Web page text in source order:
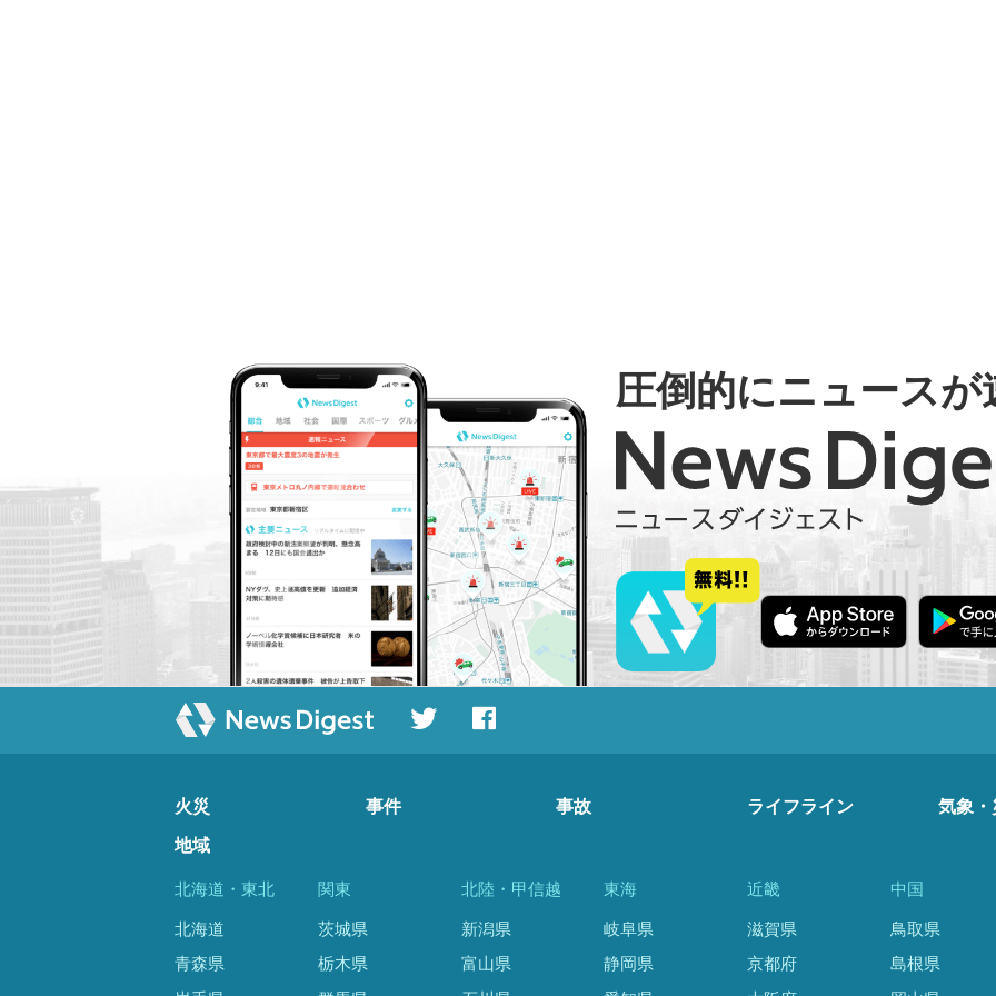
圧倒的にニュースが
火災 事件 事故 ライフライン 気象・
地域
北海道・東北
北海道
青森県
関東
茨城県
栃木県
北陸・甲信越
新潟県
富山県
東海
岐阜県
静岡県
近畿
滋賀県
京都府
中国
鳥取県
島根県